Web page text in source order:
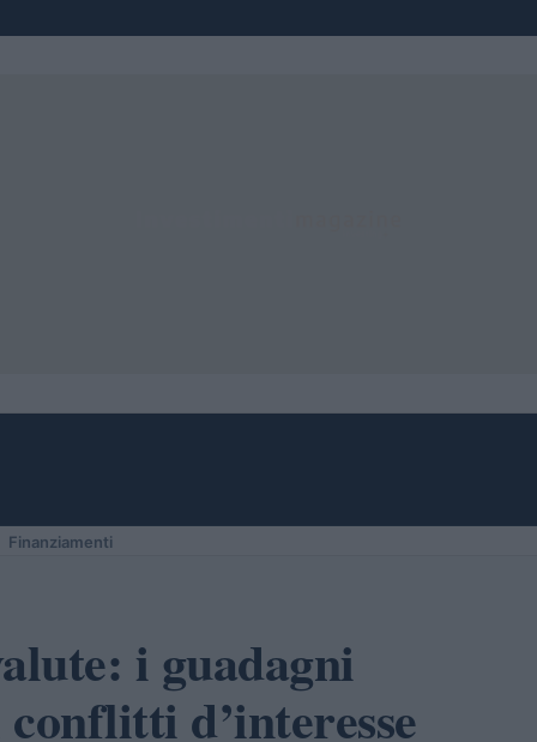
Finanziamenti
i guadagni
d’interesse